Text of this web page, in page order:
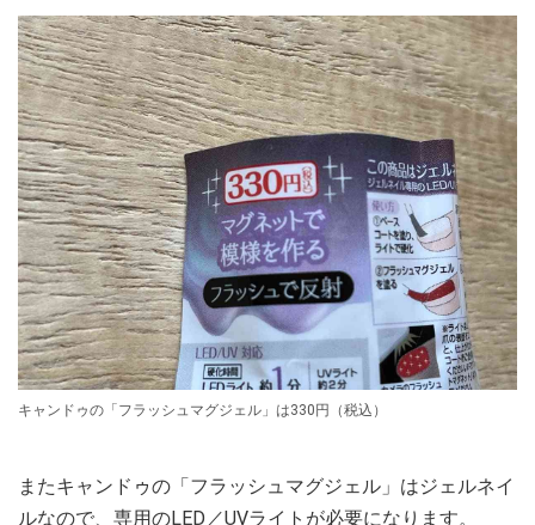
キャンドゥの「フラッシュマグジェル」は330円（税込）
またキャンドゥの「フラッシュマグジェル」はジェルネイ
ルなので、専用のLED／UVライトが必要になります。